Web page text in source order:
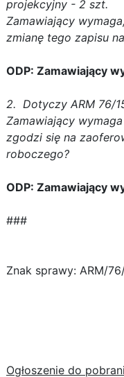
projekcyjny - 2 szt.
Zamawiający
zmianę tego zapisu
ODP: Zamawiający
2. Dotyczy ARM 76/
Zamawiający
zgodzi się na
roboczego?
ODP: Zamawiający
###
Znak sprawy: ARM/
Ogłoszenie do